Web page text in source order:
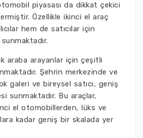
piyasası da dikkat çekici
Özellikle ikinci el araç
hem de satıcılar için
araba arayanlar için çeşitli
Şehrin merkezinde ve
galeri ve bireysel satıcı, geniş
sunmaktadır. Bu araçlar,
el otomobillerden, lüks ve
kadar geniş bir skalada yer